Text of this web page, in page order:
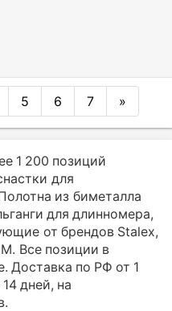
5 6 7 »
1 200 позиций
для
из биметалла
для длинномера,
от брендов Stalex,
Все позиции в
Доставка по РФ от 1
дней, на